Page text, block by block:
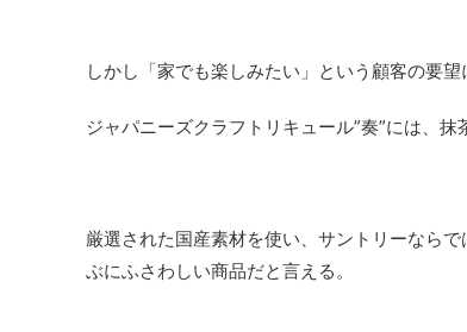
しかし「家でも楽しみたい」という顧客の要
ジャパニーズクラフトリキュール”奏”には、
厳選された国産素材を使い、サントリーなら
ぶにふさわしい商品だと言える。